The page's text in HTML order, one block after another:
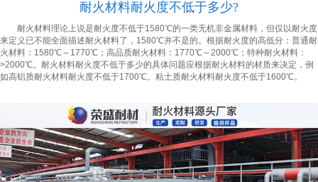
耐火材料耐火度不低于多少?
耐火材料理论上说是耐火度不低于1580℃的一类无机非金属材料，但仅以耐火度
来定义已不能全面描述耐火材料了，1580℃并不是的。根据耐火度的高低分：普通耐
火材料：1580℃～1770℃；高品质耐火材料：1770℃～2000℃；特种耐火材料：
>2000℃。耐火材料耐火度不低于多少的具体问题应根据耐火材料的材质来决定，例
如高铝质耐火材料耐火度不低于1700℃。粘土质耐火材料耐火度不低于1600℃。